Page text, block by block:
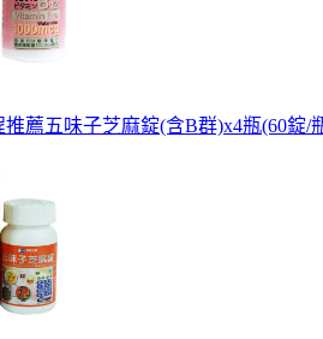
薦五味子芝麻錠(含B群)x4瓶(60錠/